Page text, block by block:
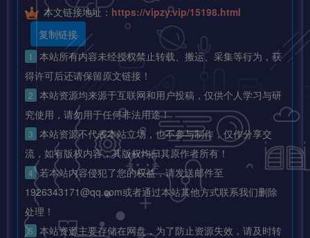
本文链接地址： https://vipzy.vip/15198.html
复制链接
1
本站所有内容未经授权禁止转载、搬运、采集等行为，获
得许可后还请保留原文链接！
2 本站资源均来源于互联网和用户投稿，仅供个人学习与研
究使用，请勿用于任何非法用途！
3 本站资源不代表本站立场，也不参与制作，仅作分享交
流，如有版权内容，其版权均归其原作者所有！
4 若本站内容侵犯了您的权益，请发送邮件至
1926343171@qq.com或者通过本站其他方式联系我们删除
处理！
5 本站资源主要存储在网盘，为了防止资源失效，请及时转